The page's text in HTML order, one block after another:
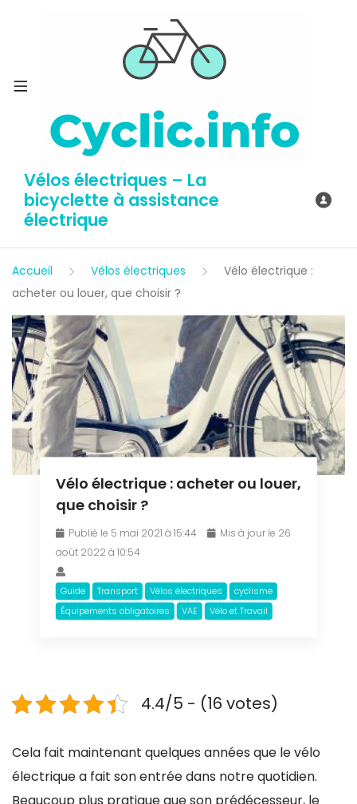
Vélos électriques – La
bicyclette à assistance
électrique
Accueil Vélos électriques
Vélo électrique :
acheter ou louer, que choisir ?
Vélo électrique : acheter ou louer,
que choisir ?
Publié le 5 mai 2021 à 15:44
Mis à jour le 26
août 2022 à 10:54
Guide Transport Vélos électriques
cyclisme
Équipements obligatoires
VAE Vélo et Travail
4.4/5 - (16 votes)
Cela fait maintenant quelques années que le vélo
électrique a fait son entrée dans notre quotidien.